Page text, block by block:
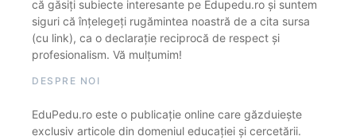
că găsiți subiecte interesante pe Edupedu.ro și suntem
siguri că înțelegeți rugămintea noastră de a cita sursa
(cu link), ca o declarație reciprocă de respect și
profesionalism. Vă mulțumim!
DESPRE NOI
EduPedu.ro este o publicație online care găzduiește
exclusiv articole din domeniul educației și cercetării.